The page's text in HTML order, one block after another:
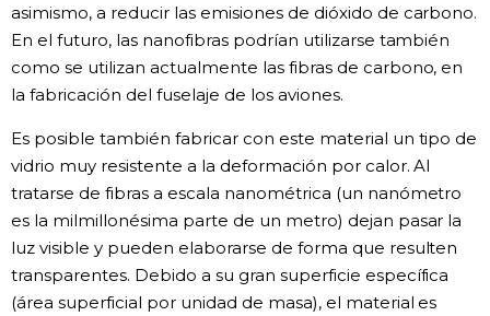
asimismo, a reducir las emisiones de dióxido de carbono.
En el futuro, las nanofibras podrían utilizarse también
como se utilizan actualmente las fibras de carbono, en
la fabricación del fuselaje de los aviones.
Es posible también fabricar con este material un tipo de
vidrio muy resistente a la deformación por calor. Al
tratarse de fibras a escala nanométrica (un nanómetro
es la milmillonésima parte de un metro) dejan pasar la
luz visible y pueden elaborarse de forma que resulten
transparentes. Debido a su gran superficie específica
(área superficial por unidad de masa), el material es